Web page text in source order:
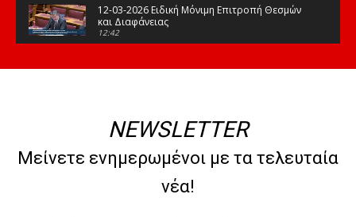
12-03-2026 Ειδική Μόνιμη Επιτροπή Θεσμών
και Διαφάνειας
12:42
της Βουλής
08:47
10-02-2026 Διαρκής Επιτροπή Μορφωτικών
Υποθέσεων
NEWSLETTER
Μείνετε ενημερωμένοι με τα τελευταία
νέα!